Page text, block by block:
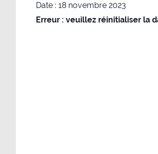
Date : 18 novembre 2023
Erreur : veuillez réinitialiser la